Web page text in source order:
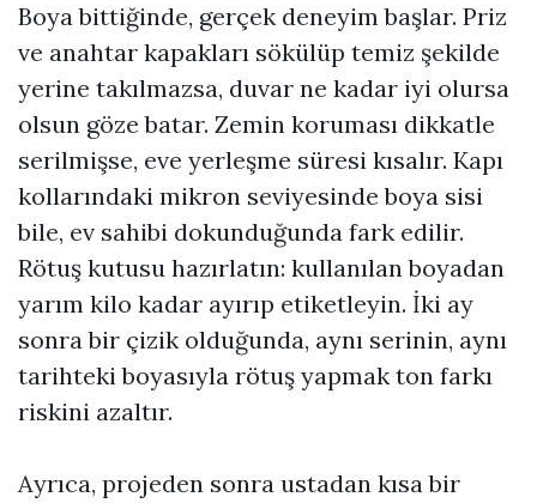
Boya bittiğinde, gerçek deneyim başlar. Priz
ve anahtar kapakları sökülüp temiz şekilde
yerine takılmazsa, duvar ne kadar iyi olursa
olsun göze batar. Zemin koruması dikkatle
serilmişse, eve yerleşme süresi kısalır. Kapı
kollarındaki mikron seviyesinde boya sisi
bile, ev sahibi dokunduğunda fark edilir.
Rötuş kutusu hazırlatın: kullanılan boyadan
yarım kilo kadar ayırıp etiketleyin. İki ay
sonra bir çizik olduğunda, aynı serinin, aynı
tarihteki boyasıyla rötuş yapmak ton farkı
riskini azaltır.
Ayrıca, projeden sonra ustadan kısa bir